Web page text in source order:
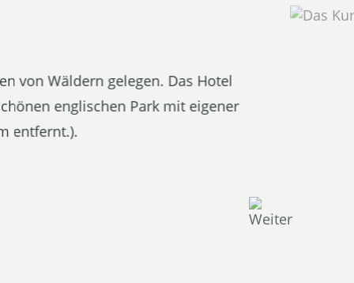
von Wäldern gelegen. Das Hotel
englischen Park mit eigener
entfernt.).